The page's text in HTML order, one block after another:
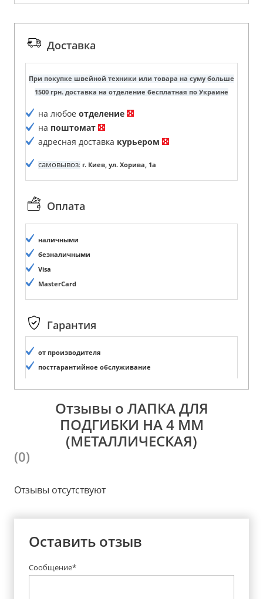
Доставка
При покупке швейной техники или товара на суму больше
1500 грн. доставка на отделение бесплатная по Украине
на любое отделение
на поштомат
адресная доставка курьером
самовывоз: г. Киев, ул. Хорива, 1а
Оплата
наличными
безналичными
Visa
MasterCard
Гарантия
от производителя
постгарантийное обслуживание
Отзывы о ЛАПКА ДЛЯ
ПОДГИБКИ НА 4 ММ
(МЕТАЛЛИЧЕСКАЯ)
(0)
Отзывы отсутствуют
Оставить отзыв
Сообщение*